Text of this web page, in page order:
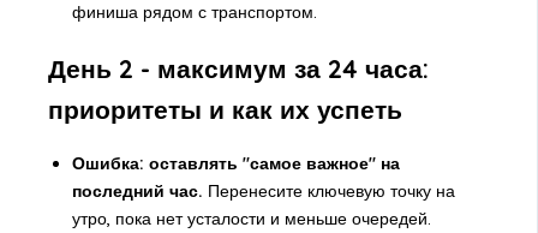
финиша рядом с транспортом.
День 2 - максимум за 24 часа:
приоритеты и как их успеть
Ошибка: оставлять "самое важное" на
последний час. Перенесите ключевую точку на
утро, пока нет усталости и меньше очередей.